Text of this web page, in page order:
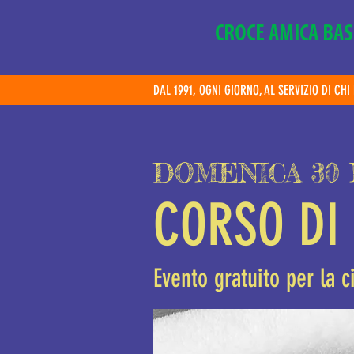
CROCE AMICA
DAL 1991, OGNI GIORNO, AL SERVIZIO DI CHI
DOMENICA 30
CORSO
Evento gratuito per la